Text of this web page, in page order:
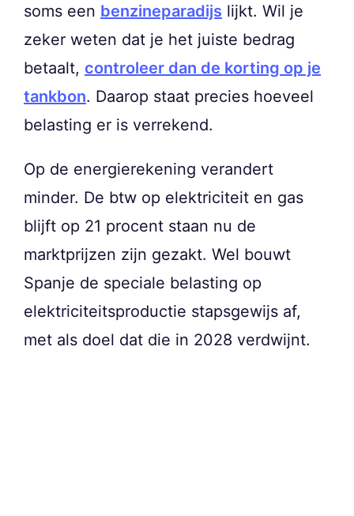
soms een benzineparadijs lijkt. Wil je
zeker weten dat je het juiste bedrag
betaalt, controleer dan de korting op je
tankbon. Daarop staat precies hoeveel
belasting er is verrekend.
Op de energierekening verandert
minder. De btw op elektriciteit en gas
blijft op 21 procent staan nu de
marktprijzen zijn gezakt. Wel bouwt
Spanje de speciale belasting op
elektriciteitsproductie stapsgewijs af,
met als doel dat die in 2028 verdwijnt.